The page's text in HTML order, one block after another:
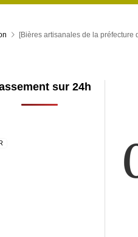
[Bières artisanales de la
sur 24h